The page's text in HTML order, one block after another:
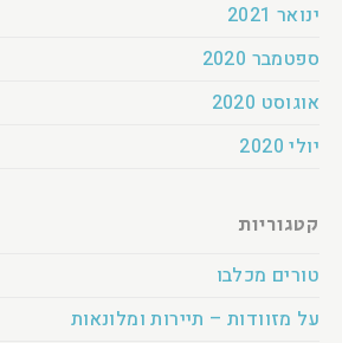
ינואר 2021
ספטמבר 2020
אוגוסט 2020
יולי 2020
קטגוריות
טורים מכלבו
על מזוודות – תיירות ומלונאות